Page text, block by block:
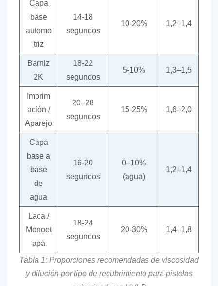
Capa
base
automo
triz
14-18
segundos
10-20% 1,2–1,4
Barniz
2K
18-22
segundos
5-10% 1,3–1,5
Imprim
ación /
Aparejo
20–28
segundos
15-25% 1,6–2,0
Capa
base a
base
de
agua
16-20
segundos
0–10%
(agua)
1,2–1,4
Laca /
Monoet
apa
18-24
segundos
20-30% 1,4–1,8
Tabla 1: Proporciones recomendadas de viscosidad
y dilución por tipo de recubrimiento para pistolas